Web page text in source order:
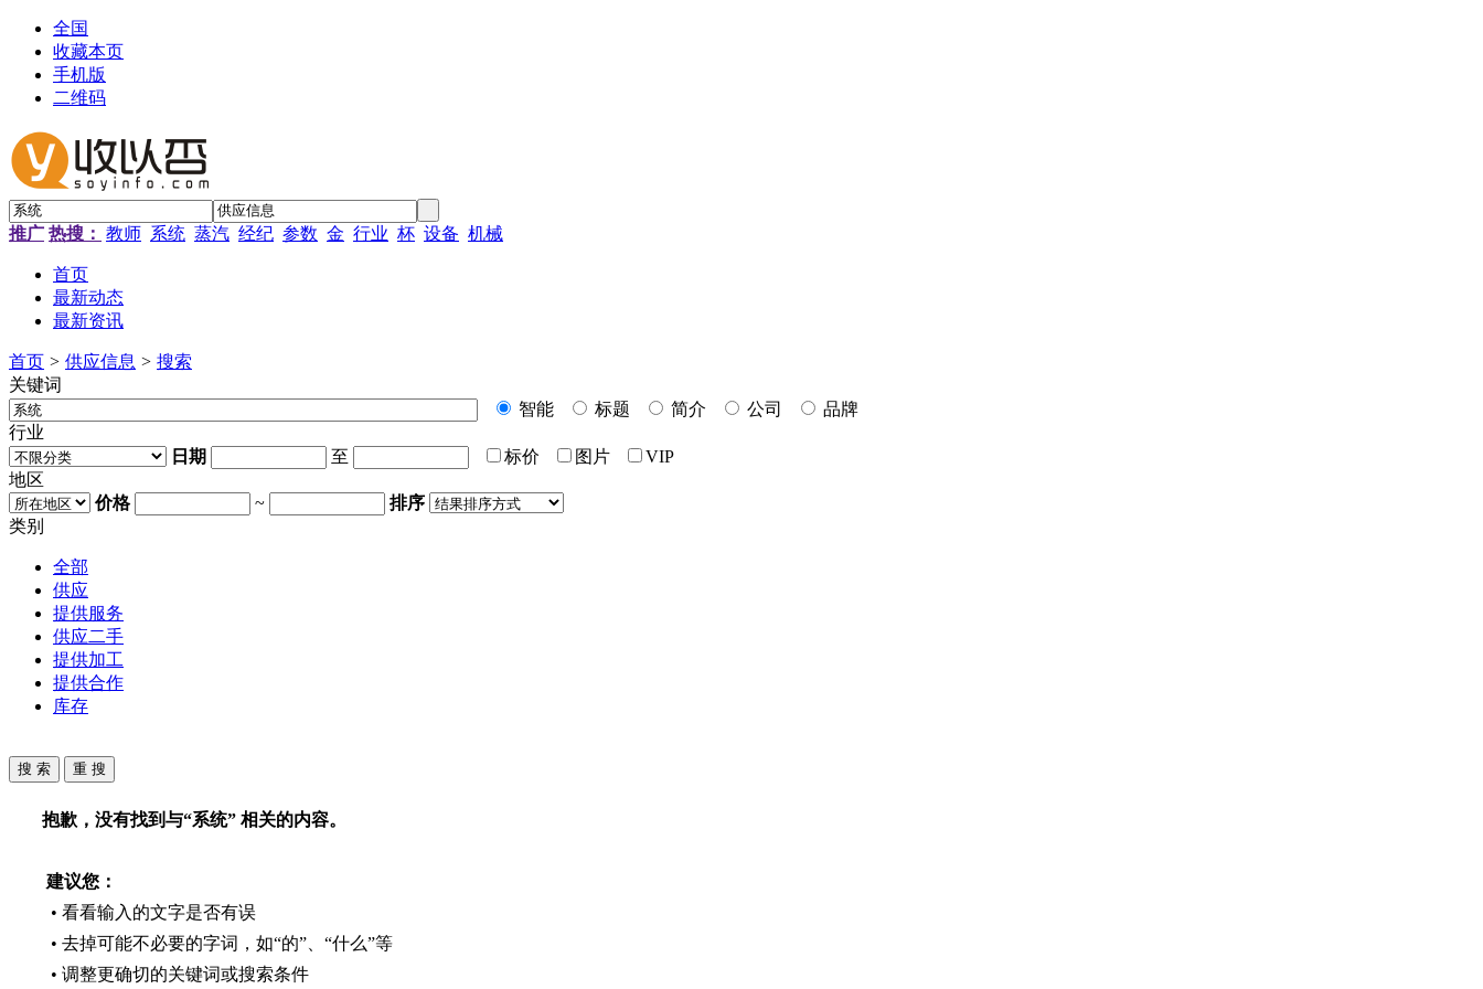
全国
收藏本页
手机版
二维码
推广 热搜： 教师 系统 蒸汽 经纪 参数 金 行业 杯 设备 机械
首页
最新动态
最新资讯
首页 > 供应信息 > 搜索
关键词
智能
标题 简介 公司
品牌
行业
日期
至 标价 图片
VIP
地区
价格
~
排序
类别
全部
供应
提供服务
供应二手
提供加工
提供合作
库存
抱歉，没有找到与“系统” 相关的内容。
建议您：
• 看看输入的文字是否有误
• 去掉可能不必要的字词，如“的”、“什么”等
• 调整更确切的关键词或搜索条件